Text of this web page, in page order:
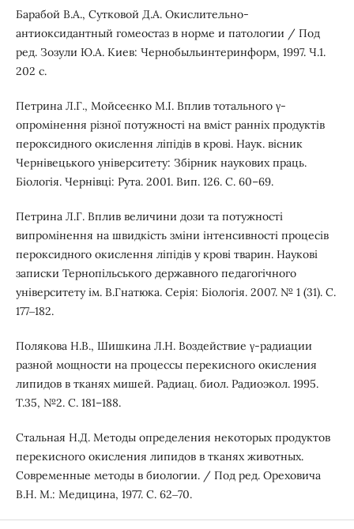
Барабой B.A., Сутковой Д.А. Окислительно-
антиоксидантный гомеостаз в норме и патологии / Под
ред. Зозули Ю.А. Киев: Чернобыльинтеринформ, 1997. Ч.1.
202 с.
Петрина Л.Г., Мойсеєнко М.І. Вплив тотального γ-
опромінення різної потужності на вміст ранніх продуктів
пероксидного окислення ліпідів в крові. Наук. вісник
Чернівецького університету: Збірник наукових праць.
Біологія. Чернівці: Рута. 2001. Вип. 126. С. 60–69.
Петрина Л.Г. Вплив величини дози та потужності
випромінення на швидкість зміни інтенсивності процесів
пероксидного окислення ліпідів у крові тварин. Наукові
записки Тернопільського державного педагогічного
університету ім. В.Гнатюка. Серія: Біологія. 2007. № 1 (31). С.
177‒182.
Полякова Н.В., Шишкина Л.Н. Воздействие γ-радиации
разной мощности на процессы перекисного окисления
липидов в тканях мишей. Радиац. биол. Радиоэкол. 1995.
Т.35, №2. С. 181–188.
Стальная Н.Д. Методы определения некоторых продуктов
перекисного окисления липидов в тканях животных.
Современные методы в биологии. / Под ред. Ореховича
В.Н. М.: Медицина, 1977. С. 62‒70.